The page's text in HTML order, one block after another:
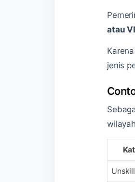
atau
jenis